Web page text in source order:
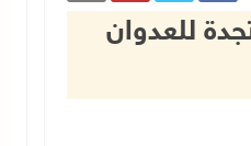
للعدوان